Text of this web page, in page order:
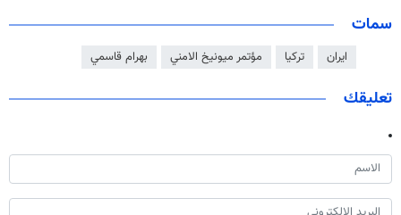
سمات
ايران تركيا مؤتمر ميونيخ الامني بهرام قاسمي
تعليقك